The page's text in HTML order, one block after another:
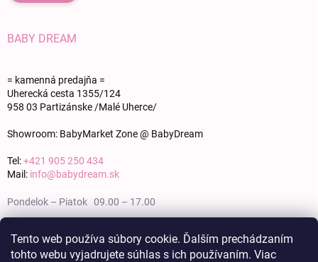
Tento web používa súbory cookie. Ďalším prechádzaním
tohto webu vyjadrujete súhlas s ich používaním. Viac
BABY DREAM
= kamenná predajňa =
Uherecká cesta 1355/124
958 03 Partizánske /Malé Uherce/
Showroom: BabyMarket Zone @ BabyDream
Tel:+421 905 250 434
Mail: info@babydream.sk
Pondelok – Piatok 09.00 – 17.00
Nedeľa zatvorené